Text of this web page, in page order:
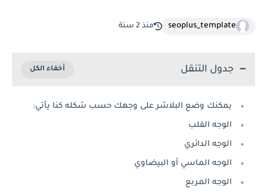
seoplus_template منذ 2 سنة
جدول التنقل
يمكنك وضع البلاشر على وجهك حسب شكله كنا يأتي:
الوجه القلب
الوجه الدائري
الوجه الماسي أو البيضاوي
الوجه المربع